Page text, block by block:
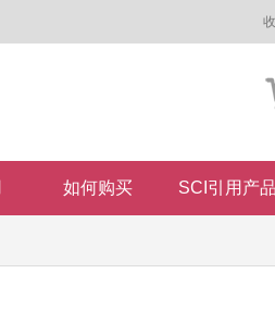
如何购买 SCI引用产品